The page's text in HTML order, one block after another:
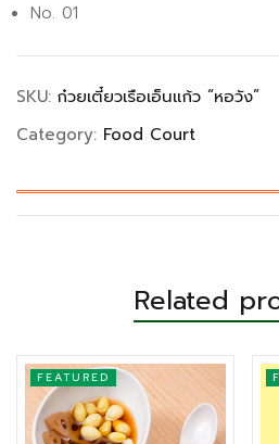
No. 01
SKU: ก๋วยเตี๋ยวเรือเอ็นแก้ว “หอวัง”
Category: Food Court
Related
FEATURED